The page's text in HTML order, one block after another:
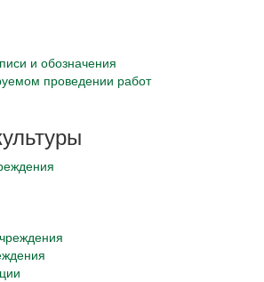
и обозначения
проведении работ